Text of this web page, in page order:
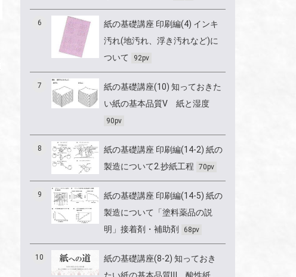
6
紙の基礎講座 印刷編(4) インキ
汚れ(地汚れ、浮き汚れなど)に
ついて
92pv
7
紙の基礎講座(10) 知っておきた
い紙の基本品質Ⅴ 紙と湿度
90pv
8
紙の基礎講座 印刷編(14-2) 紙の
製造について2.抄紙工程
70pv
9
紙の基礎講座 印刷編(14-5) 紙の
製造について「塗料薬品の説
明」接着剤・補助剤
68pv
10
紙の基礎講座(8-2) 知っておき